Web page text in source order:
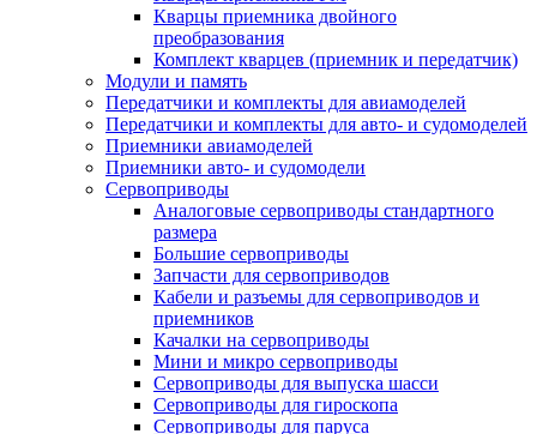
Кварцы приемника двойного
преобразования
Комплект кварцев (приемник и передатчик)
Модули и память
Передатчики и комплекты для авиамоделей
Передатчики и комплекты для авто- и судомоделей
Приемники авиамоделей
Приемники авто- и судомодели
Сервоприводы
Аналоговые сервоприводы стандартного
размера
Большие сервоприводы
Запчасти для сервоприводов
Кабели и разъемы для сервоприводов и
приемников
Качалки на сервоприводы
Мини и микро сервоприводы
Сервоприводы для выпуска шасси
Сервоприводы для гироскопа
Сервоприводы для паруса